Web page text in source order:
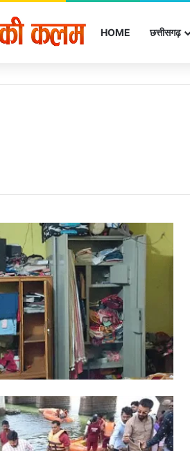
HOME छत्तीसगढ़